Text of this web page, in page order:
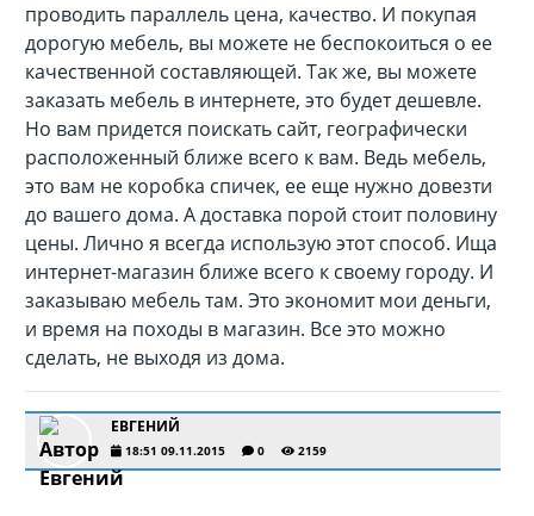
проводить параллель цена, качество. И покупая
дорогую мебель, вы можете не беспокоиться о ее
качественной составляющей. Так же, вы можете
заказать мебель в интернете, это будет дешевле.
Но вам придется поискать сайт, географически
расположенный ближе всего к вам. Ведь мебель,
это вам не коробка спичек, ее еще нужно довезти
до вашего дома. А доставка порой стоит половину
цены. Лично я всегда использую этот способ. Ища
интернет-магазин ближе всего к своему городу. И
заказываю мебель там. Это экономит мои деньги,
и время на походы в магазин. Все это можно
сделать, не выходя из дома.
ЕВГЕНИЙ
18:51 09.11.2015 0 2159